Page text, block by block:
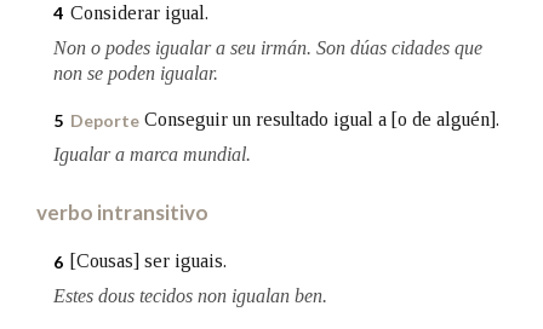
Pertence a
4 Considerar igual.
Non o podes igualar a seu irmán. Son dúas cidades que
non se poden igualar.
5 Deporte Conseguir un resultado igual a [o de alguén].
Igualar a marca mundial.
verbo intransitivo
6
[Cousas] ser iguais.
Estes dous tecidos non igualan ben.